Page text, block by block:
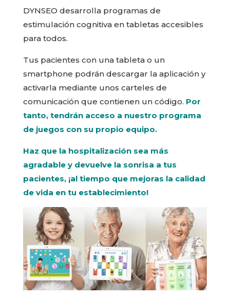
DYNSEO desarrolla programas de
estimulación cognitiva en tabletas accesibles
para todos.
Tus pacientes con una tableta o un
smartphone podrán descargar la aplicación y
activarla mediante unos carteles de
comunicación que contienen un código. Por
tanto, tendrán acceso a nuestro programa
de juegos con su propio equipo.
Haz que la hospitalización sea más
agradable y devuelve la sonrisa a tus
pacientes, ¡al tiempo que mejoras la calidad
de vida en tu establecimiento!